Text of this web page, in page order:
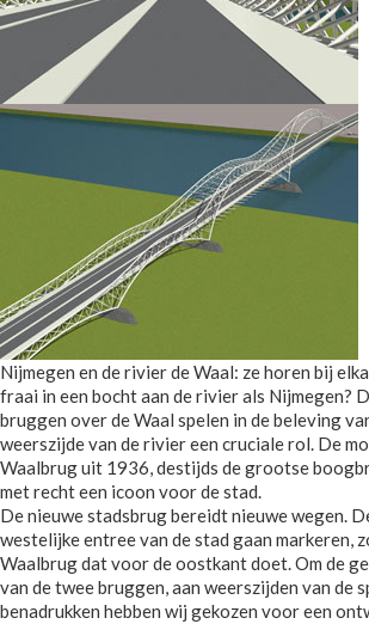
Nijmegen en de rivier de Waal: ze horen bij
fraai in een bocht aan de rivier als Nijmegen?
bruggen over de Waal spelen in de beleving
weerszijde van de rivier een cruciale rol. De
Waalbrug uit 1936, destijds de grootse
met recht een icoon voor de stad.
De nieuwe stadsbrug bereidt nieuwe wegen.
westelijke entree van de stad gaan markeren,
Waalbrug dat voor de oostkant doet. Om de
van de twee bruggen, aan weerszijden van de
benadrukken hebben wij gekozen voor een